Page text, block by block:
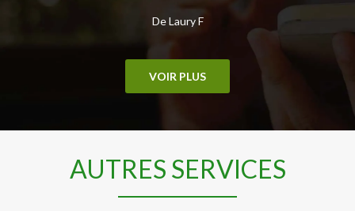
De Laury F
VOIR PLUS
AUTRES SERVICES